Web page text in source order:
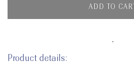
ADD TO CART
Product details: